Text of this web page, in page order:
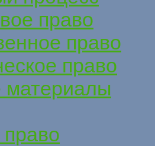
право
право
право